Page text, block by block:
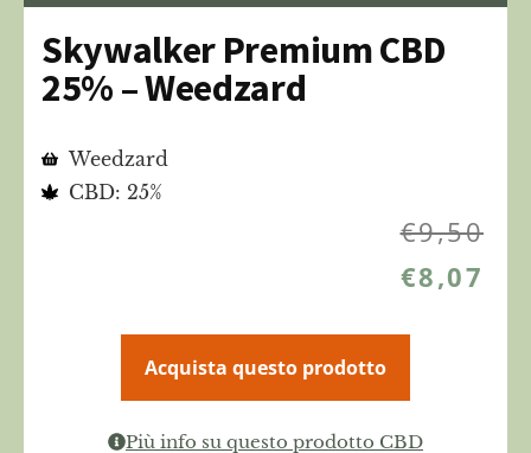
Skywalker Premium CBD
25% – Weedzard
Weedzard
CBD: 25%
€9,50
€8,07
Acquista questo prodotto
Più info su questo prodotto CBD